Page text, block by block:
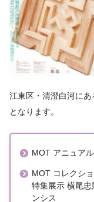
江東区・清澄白河にあ
となります。
MOT アニュア
MOT コレクシ
特集展示 横尾
ンシス